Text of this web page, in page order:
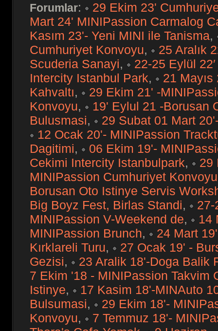
Forumlar:
29 Ekim 23'
Mart 24' MINIPassion Carmalog
Kasım 23'- Yeni MINI ile Tanisma,
Cumhuriyet Konvoyu,
25 Aralık
Scuderia Sanayi,
22-25 Eylül
Intercity Istanbul Park,
21
Kahvaltı,
29 Ekim 21' -
Konvoyu,
19' Eylul 21 -Borusan
Bulusmasi,
29 Subat 01 Mart
12 Ocak 20'- MINIPassion
Dagitimi,
06 Ekim 19'-
Cekimi Intercity Istanbulpark,
29
MINIPassion Cumhuriyet Konvoyu
Borusan Oto Istinye Servis
Big Boyz Fest, Birlas Standi,
27-
MINIPassion V-Weekend de,
14
MINIPassion Brunch,
24 Mart
Kırklareli Turu,
27 Ocak 19' -
Gezisi,
23 Aralik 18'-Doga Balik
7 Ekim '18 - MINIPassion Takvim
Istinye,
17 Kasim 18'-MINAuto
Bulsumasi,
29 Ekim 18'-
Konvoyu,
7 Temmuz 18'-